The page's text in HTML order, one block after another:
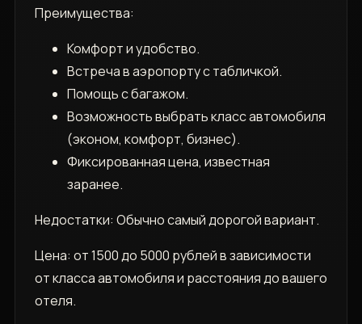
Преимущества:
Комфорт и удобство.
Встреча в аэропорту с табличкой.
Помощь с багажом.
Возможность выбрать класс автомобиля
(эконом‚ комфорт‚ бизнес).
Фиксированная цена‚ известная
заранее.
Недостатки: Обычно самый дорогой вариант.
Цена: от 1500 до 5000 рублей в зависимости
от класса автомобиля и расстояния до вашего
отеля.